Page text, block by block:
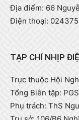
Địa điểm: 66
Điện thoại:
TẠP CHÍ NHỊP
Trực thuộc Hội
Tổng Biên tập:
Phụ trách: ThS